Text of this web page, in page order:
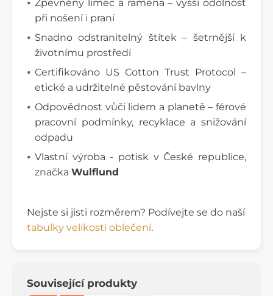
Zpevněný límec a ramena – vyšší odolnost
při nošení i praní
Snadno odstranitelný štítek – šetrnější k
životnímu prostředí
Certifikováno US Cotton Trust Protocol –
etické a udržitelné pěstování bavlny
Odpovědnost vůči lidem a planetě – férové
pracovní podmínky, recyklace a snižování
odpadu
Vlastní výroba - potisk v České republice,
značka Wulflund
Nejste si jisti rozměrem? Podívejte se do naší
tabulky velikostí oblečení.
Související produkty